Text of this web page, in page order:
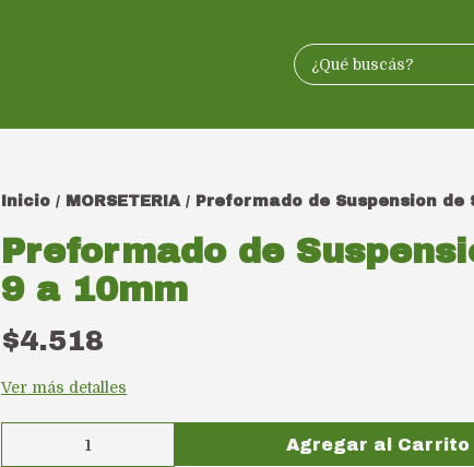
Inicio / MORSETERIA / Preformado de Suspension de
Preformado de
9 a 10mm
$4.518
Ver más detalles
Agregar al Carrito